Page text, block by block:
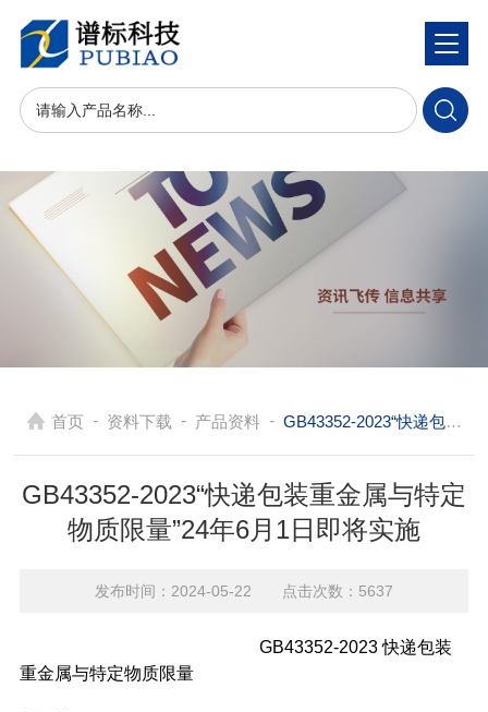
首页 - 资料下载 - 产品资料 - GB43352-2023“快递包装重金属与特定物质限量”24年6月1日即将实施
GB43352-2023“快递包装重金属与特定
物质限量”24年6月1日即将实施
发布时间：2024-05-22 点击次数：5637
GB43352-2023 快递包装
重金属与特定物质限量